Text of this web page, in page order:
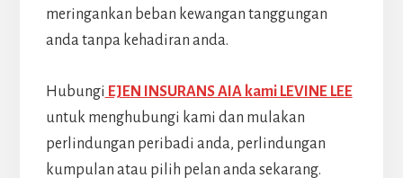
meringankan beban kewangan tanggungan
anda tanpa kehadiran anda.
Hubungi EJEN INSURANS AIA kami LEVINE LEE
untuk menghubungi kami dan mulakan
perlindungan peribadi anda, perlindungan
kumpulan atau pilih pelan anda sekarang.